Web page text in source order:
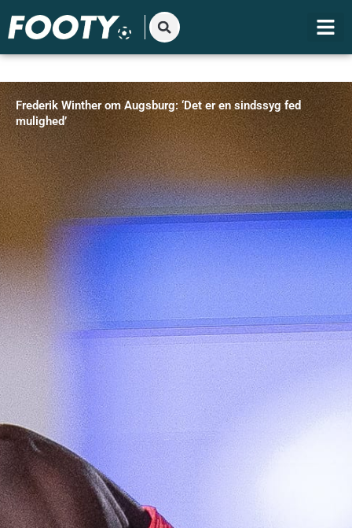
Frederik Winther om Augsburg: ‘Det er en sindssyg fed
mulighed’